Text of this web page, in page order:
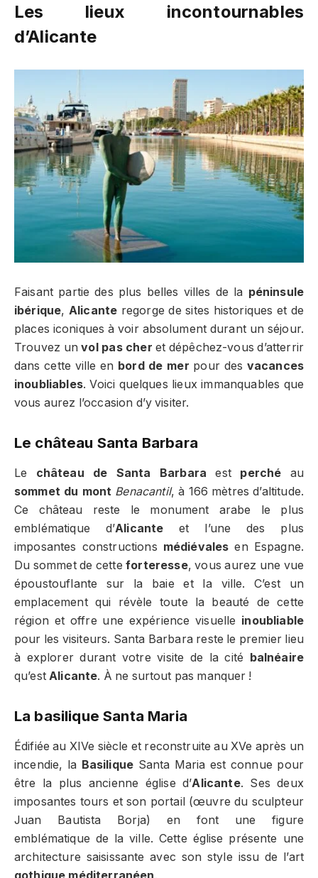
Les lieux incontournables
d’Alicante
Faisant partie des plus belles villes de la péninsule
ibérique, Alicante regorge de sites historiques et de
places iconiques à voir absolument durant un séjour.
Trouvez unvol pas cher et dépêchez-vous d’atterrir
dans cette ville en bord de mer pour des vacances
inoubliables. Voici quelques lieux immanquables que
vous aurez l’occasion d’y visiter.
Le château Santa Barbara
Le château de Santa Barbara est perché au
sommet du mont Benacantil, à 166 mètres d’altitude.
Ce château reste le monument arabe le plus
emblématique d’Alicante et l’une des plus
imposantes constructions médiévales en Espagne.
Du sommet de cetteforteresse, vous aurez une vue
époustouflante sur la baie et la ville. C’est un
emplacement qui révèle toute la beauté de cette
région et offre une expérience visuelle inoubliable
pour les visiteurs. Santa Barbara reste le premier lieu
à explorer durant votre visite de la cité
balnéaire
qu’estAlicante. À ne surtout pas manquer !
La basilique Santa Maria
Édifiée au XIVe siècle et reconstruite au XVe après un
incendie, la Basilique Santa Maria est connue pour
être la plus ancienne église d’Alicante. Ses deux
imposantes tours et son portail (œuvre du sculpteur
Juan Bautista Borja) en font une figure
emblématique de la ville. Cette église présente une
architecture saisissante avec son style issu de l’art